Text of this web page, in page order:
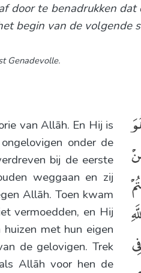
door te benadrukken
begin van de volgende
Genadevolle.
van Allāh. En Hij is
onder de
bij de eerste
weggaan en zij
Allāh. Toen kwam
vermoedden, en Hij
met hun eigen
de gelovigen. Trek
Allāh voor hen de